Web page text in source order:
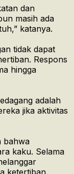
dan
masih ada
katanya.
tidak dapat
Respons
hingga
adalah
jika aktivitas
bahwa
kaku. Selama